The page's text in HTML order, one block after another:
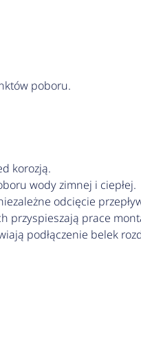
poboru.
korozją.
wody zimnej i ciepłej.
odcięcie
przyspieszają prace
podłączenie belek